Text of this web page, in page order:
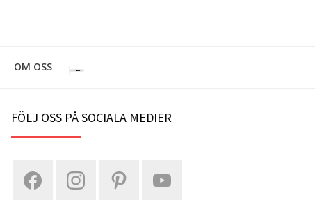
I
OM OSS
FÖLJ OSS PÅ SOCIALA MEDIER